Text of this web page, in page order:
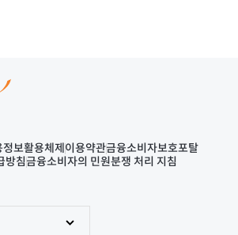
정보활용체제 이용약관금융소비자보호포탈
방침금융소비자의 민원분쟁 처리 지침